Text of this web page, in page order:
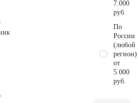
7.000
руб.
По
России
(любой
регион)
от
5.000
руб.